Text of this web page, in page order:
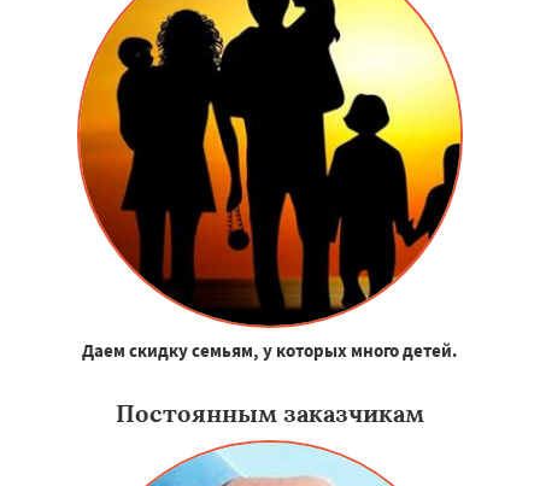
Даем скидку семьям, у которых много детей.
Постоянным заказчикам